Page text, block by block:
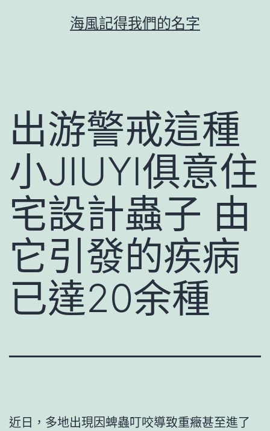
海風記得我們的名字
出游警戒這種
小JIUYI俱意住
宅設計蟲子 由
它引發的疾病
已達20余種
近日，多地出現因蜱蟲叮咬導致重癥甚至進了